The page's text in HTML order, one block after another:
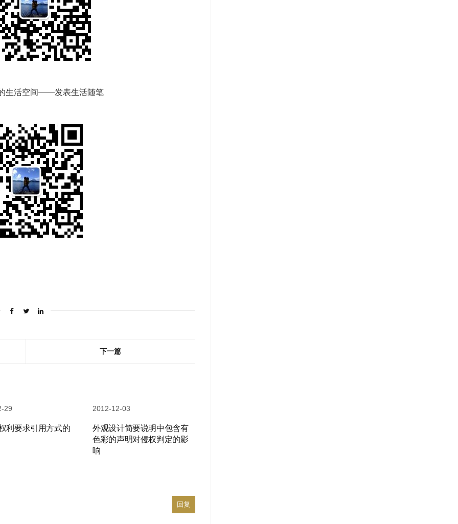
生活空间——发表生活随笔
下一篇
29
利要求引用方式的
2012-12-03
外观设计简要说明中包含有
色彩的声明对侵权判定的影
响
回复